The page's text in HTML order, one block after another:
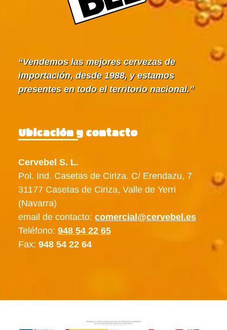
Vendemos las mejores cervezas de
importación, desde 1988, y estamos
presentes en todo el territorio nacional.
Ubicación y contacto
Cervebel S. L.
Pol. Ind. Casetas de Ciriza. C/ Erendazu, 7
31177 Casetas de Ciriza, Valle de Yerri
(Navarra)
email de contacto: comercial@cervebel.es
Teléfono: 948 54 22 65
Fax: 948 54 22 64